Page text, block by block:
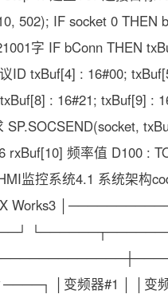
502); IF socket 0
字 IF bConn THEN
ID txBuf[4] : 16#00;
: 16#21; txBuf[9] :
rxBuf[10] 频率值 D100 :
监控系统4.1 系统架
└──────┬──────┘
│变频器#1 │ │变频